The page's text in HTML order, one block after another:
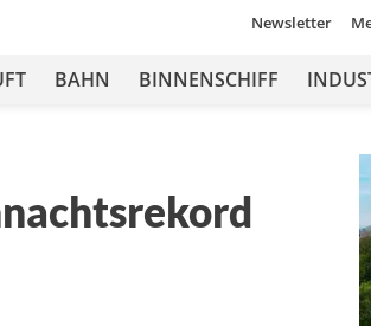
Newsletter
BAHN BINNENSCHIFF